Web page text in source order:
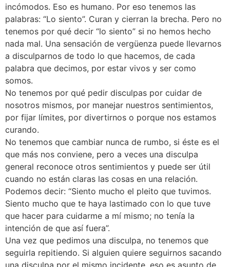
incómodos. Eso es humano. Por eso tenemos las
palabras: “Lo siento”. Curan y cierran la brecha. Pero no
tenemos por qué decir “lo siento” si no hemos hecho
nada mal. Una sensación de vergüenza puede llevarnos
a disculparnos de todo lo que hacemos, de cada
palabra que decimos, por estar vivos y ser como
somos.
No tenemos por qué pedir disculpas por cuidar de
nosotros mismos, por manejar nuestros sentimientos,
por fijar límites, por divertirnos o porque nos estamos
curando.
No tenemos que cambiar nunca de rumbo, si éste es el
que más nos conviene, pero a veces una disculpa
general reconoce otros sentimientos y puede ser útil
cuando no están claras las cosas en una relación.
Podemos decir: “Siento mucho el pleito que tuvimos.
Siento mucho que te haya lastimado con lo que tuve
que hacer para cuidarme a mí mismo; no tenía la
intención de que así fuera”.
Una vez que pedimos una disculpa, no tenemos que
seguirla repitiendo. Si alguien quiere seguirnos sacando
una disculpa por el mismo incidente, eso es asunto de